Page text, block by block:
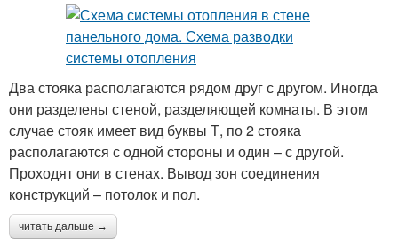
Два стояка располагаются рядом друг с другом. Иногда
они разделены стеной, разделяющей комнаты. В этом
случае стояк имеет вид буквы Т, по 2 стояка
располагаются с одной стороны и один – с другой.
Проходят они в стенах. Вывод зон соединения
конструкций – потолок и пол.
читать дальше →